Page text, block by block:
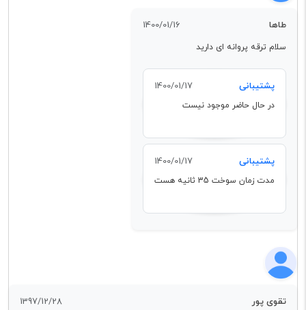
طاها 1400/01/16
سلام ترقه پروانه ای دارید
پشتیبانی 1400/01/17
در حال حاضر موجود نیست
پشتیبانی 1400/01/17
مدت زمان سوخت 35 ثانیه هست
تقوی پور 1397/12/28